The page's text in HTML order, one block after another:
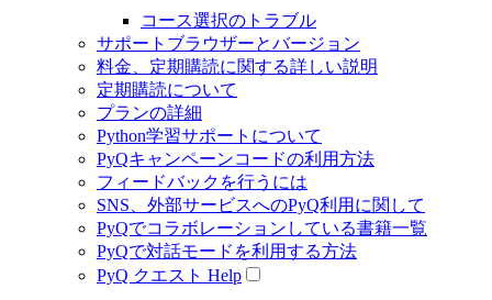
コース選択のトラブル
サポートブラウザーとバージョン
料金、定期購読に関する詳しい説明
定期購読について
プランの詳細
Python学習サポートについて
PyQキャンペーンコードの利用方法
フィードバックを行うには
SNS、外部サービスへのPyQ利用に関して
PyQでコラボレーションしている書籍一覧
PyQで対話モードを利用する方法
PyQ クエスト Help